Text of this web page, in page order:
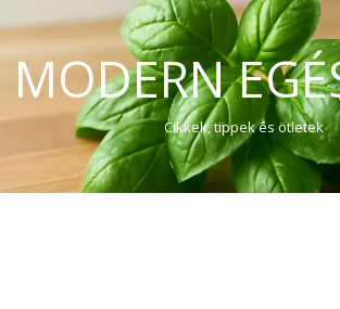
MODERN
Cikkek, tippek és ötletek